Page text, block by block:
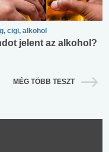
cigi, alkohol
jelent az alkohol?
MÉG TÖBB TESZT